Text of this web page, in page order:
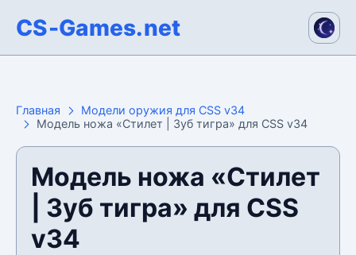
CS-Games.net
Главная
Модели оружия для CSS v34
Модель ножа «Стилет | Зуб тигра» для CSS v34
Модель ножа «Стилет
| Зуб тигра» для CSS
v34